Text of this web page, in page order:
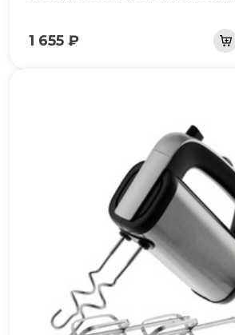
1 655 ₽